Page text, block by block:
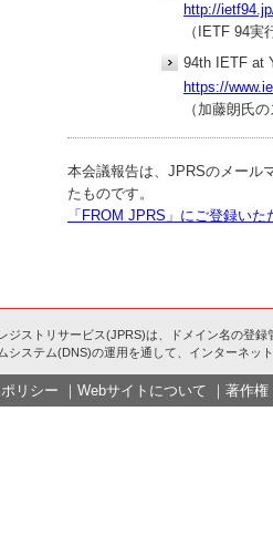
http://
（IETF 94
94th IETF at
https://
（加藤朗氏
本会議報告は、JPRSのメール
たものです。
「FROM JPRS」にご登録い
ジストリサービス(JPRS)は、ドメイン名の登録
システム(DNS)の運用を通して、インターネッ
リシー ｜ Webサイトについて ｜ 著作権